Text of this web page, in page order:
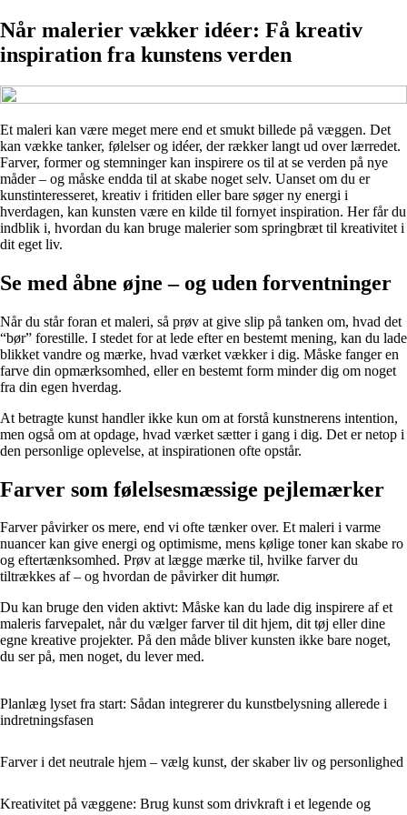
Når malerier vækker idéer: Få kreativ
inspiration fra kunstens verden
Et maleri kan være meget mere end et smukt billede på væggen. Det
kan vække tanker, følelser og idéer, der rækker langt ud over lærredet.
Farver, former og stemninger kan inspirere os til at se verden på nye
måder – og måske endda til at skabe noget selv. Uanset om du er
kunstinteresseret, kreativ i fritiden eller bare søger ny energi i
hverdagen, kan kunsten være en kilde til fornyet inspiration. Her får du
indblik i, hvordan du kan bruge malerier som springbræt til kreativitet i
dit eget liv.
Se med åbne øjne – og uden forventninger
Når du står foran et maleri, så prøv at give slip på tanken om, hvad det
“bør” forestille. I stedet for at lede efter en bestemt mening, kan du lade
blikket vandre og mærke, hvad værket vækker i dig. Måske fanger en
farve din opmærksomhed, eller en bestemt form minder dig om noget
fra din egen hverdag.
At betragte kunst handler ikke kun om at forstå kunstnerens intention,
men også om at opdage, hvad værket sætter i gang i dig. Det er netop i
den personlige oplevelse, at inspirationen ofte opstår.
Farver som følelsesmæssige pejlemærker
Farver påvirker os mere, end vi ofte tænker over. Et maleri i varme
nuancer kan give energi og optimisme, mens kølige toner kan skabe ro
og eftertænksomhed. Prøv at lægge mærke til, hvilke farver du
tiltrækkes af – og hvordan de påvirker dit humør.
Du kan bruge den viden aktivt: Måske kan du lade dig inspirere af et
maleris farvepalet, når du vælger farver til dit hjem, dit tøj eller dine
egne kreative projekter. På den måde bliver kunsten ikke bare noget,
du ser på, men noget, du lever med.
Planlæg lyset fra start: Sådan integrerer du kunstbelysning allerede i
indretningsfasen
Farver i det neutrale hjem – vælg kunst, der skaber liv og personlighed
Kreativitet på væggene: Brug kunst som drivkraft i et legende og